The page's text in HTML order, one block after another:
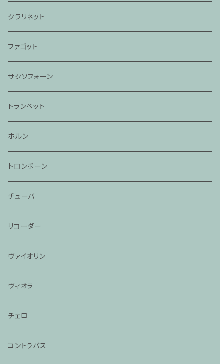
クラリネット
ファゴット
サクソフォーン
トランペット
ホルン
トロンボーン
チューバ
リコーダー
ヴァイオリン
ヴィオラ
チェロ
コントラバス